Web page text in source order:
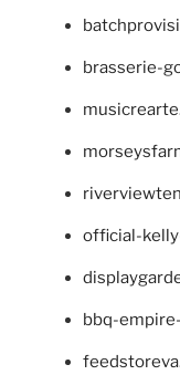
brasserie-
official-
bbq-